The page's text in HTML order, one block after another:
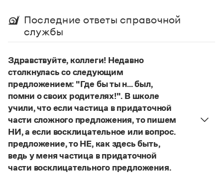
Все справочники портала
Новости и события
Статьи
Монологи
Лекции и подкасты
Рекомендуем
Учебник Грамоты
Последние ответы справочной
службы
Здравствуйте, коллеги! Недавно
столкнулась со следующим
предложением: "Где бы ты н... был,
помни о своих родителях!". В школе
учили, что если частица в придаточной
части сложного предложения, то пишем
НИ, а если восклицательное или вопрос.
предложение, то НЕ, как здесь быть,
ведь у меня частица в придаточной
части восклицательного предложения.